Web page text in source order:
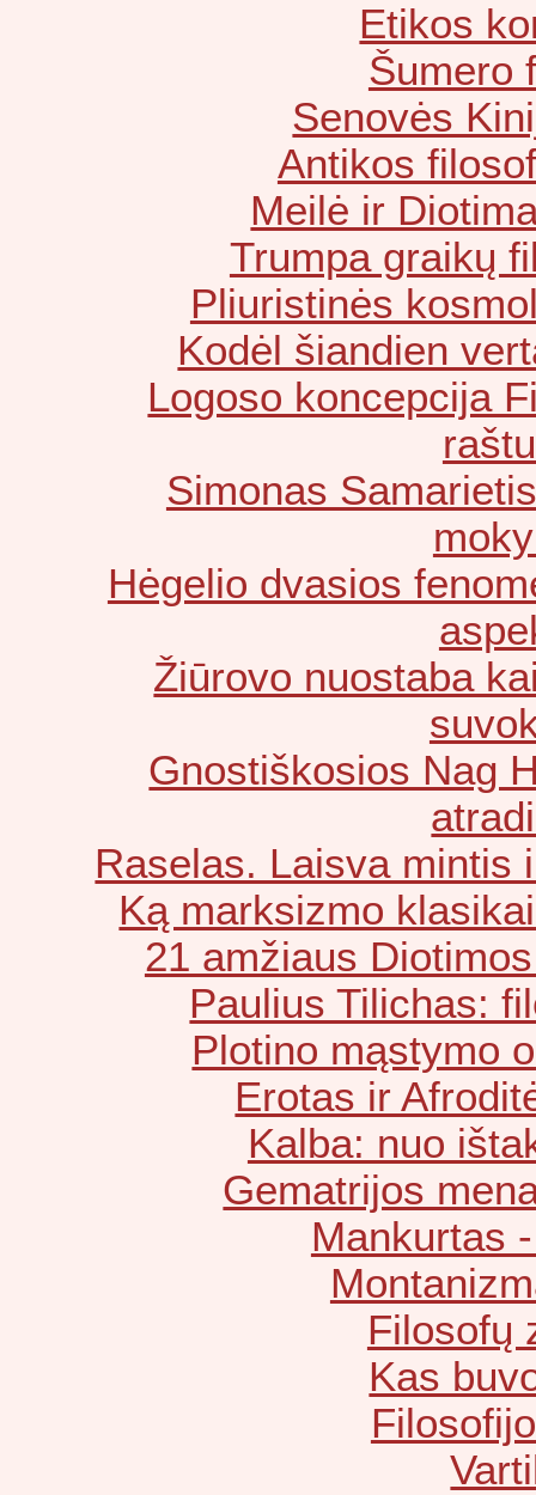
Etikos
Šumero
Senovės
Antikos
Meilė ir
Trumpa graikų
Pliuristinės
Kodėl šiandien
Logoso koncepcija
Simonas
Hėgelio dvasios
Žiūrovo nuostaba
Gnostiškosios Nag
Raselas. Laisva mintis
Ką marksizmo
21 amžiaus
Paulius Tilichas:
Plotino mąstymo
Erotas ir
Kalba: nuo
Gematrijos
Mankurtas
Filosofų
Kas